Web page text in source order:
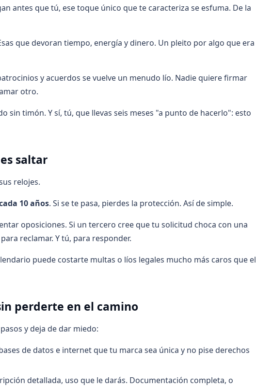
antes que tú, ese toque único que te caracteriza se esfuma. De la
que devoran tiempo, energía y dinero. Un pleito por algo que era
y acuerdos se vuelve un menudo lío. Nadie quiere firmar
otro.
sin timón. Y sí, tú, que llevas seis meses "a punto de hacerlo": esto
saltar
relojes.
10 años. Si se te pasa, pierdes la protección. Así de simple.
oposiciones. Si un tercero cree que tu solicitud choca con una
reclamar. Y tú, para responder.
puede costarte multas o líos legales mucho más caros que el
perderte en el camino
y deja de dar miedo:
de datos e internet que tu marca sea única y no pise derechos
detallada, uso que le darás. Documentación completa, o